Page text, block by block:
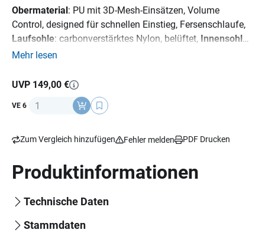
Obermaterial: PU mit 3D-Mesh-Einsätzen, Volume
Control, designed für schnellen Einstieg, Fersenschlaufe,
Laufsohle: carbonverstärktes Nylon, belüftet, Innensohle:
fi'zi:k Cycling Insole,
Mehr lesen
UVP 149,00 €
VE 6 Anzahl
Zum Vergleich hinzufügen Fehler melden PDF Drucken
Produktinformationen
Technische Daten
Stammdaten